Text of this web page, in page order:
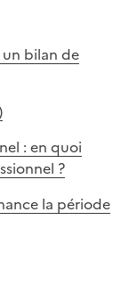
bilan de
: en quoi
?
la période